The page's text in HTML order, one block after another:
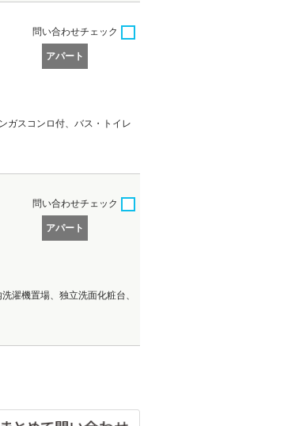
アパート
問い合わせチェック
ガスコンロ付、バス・トイレ
アパート
問い合わせチェック
濯機置場、独立洗面化粧台、